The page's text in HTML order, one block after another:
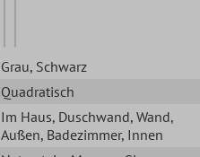
Grau, Schwarz
Quadratisch
Im Haus, Duschwand, Wand,
Außen, Badezimmer, Innen